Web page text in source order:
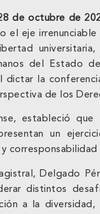
de octubre de
el eje irrenunciable
del Estado
dictar la
de los
estableció
un
corresponsabilidad
Delgado
distintos
a la